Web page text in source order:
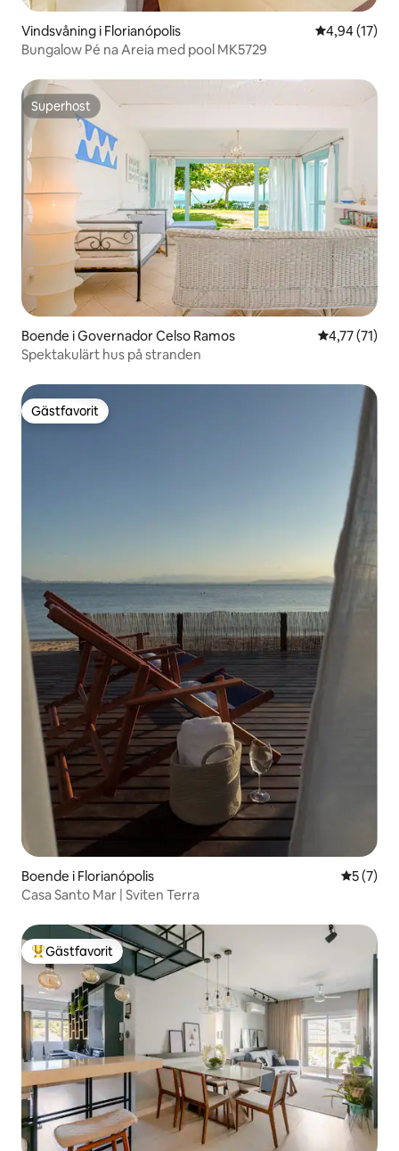
Vindsvåning i Florianópolis 4,94 av 5 i
4,94 (17)
Bungalow Pé na Areia med pool MK5729
Superhost
Superhost
Boende i Governador Celso Ramos 4,77 av 5 i
4,77 (71)
Spektakulärt hus på stranden
Gästfavorit
Gästfavorit
Boende i Florianópolis 5 av 5 i
5 (7)
Casa Santo Mar | Sviten Terra
Populär gästfavorit
Gästfavorit